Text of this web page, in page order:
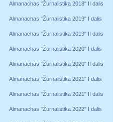
Almanachas "Žurnalistika 2018" II dalis
Almanachas "Žurnalistika 2019" I dalis
Almanachas "Žurnalistika 2019" II dalis
Almanachas "Žurnalistika 2020" I dalis
Almanachas "Žurnalistika 2020" II dalis
Almanachas "Žurnalistika 2021" I dalis
Almanachas "Žurnalistika 2021" II dalis
Almanachas "Žurnalistika 2022" I dalis